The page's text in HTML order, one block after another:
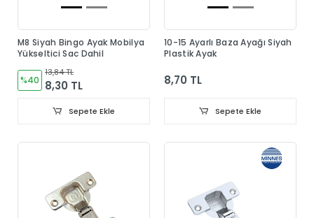
M8 Siyah Bingo Ayak Mobilya
Yükseltici Sac Dahil
%40
13,84 TL
8,30 TL
Sepete Ekle
10-15 Ayarlı Baza Ayağı Siyah
Plastik Ayak
8,70 TL
Sepete Ekle